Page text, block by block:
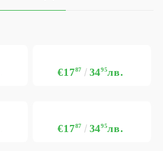
€1787 3495лв.
€1787 3495лв.